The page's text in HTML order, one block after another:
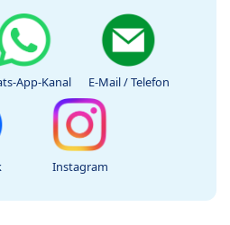
App-Kanal E-Mail / Telefon
Instagram